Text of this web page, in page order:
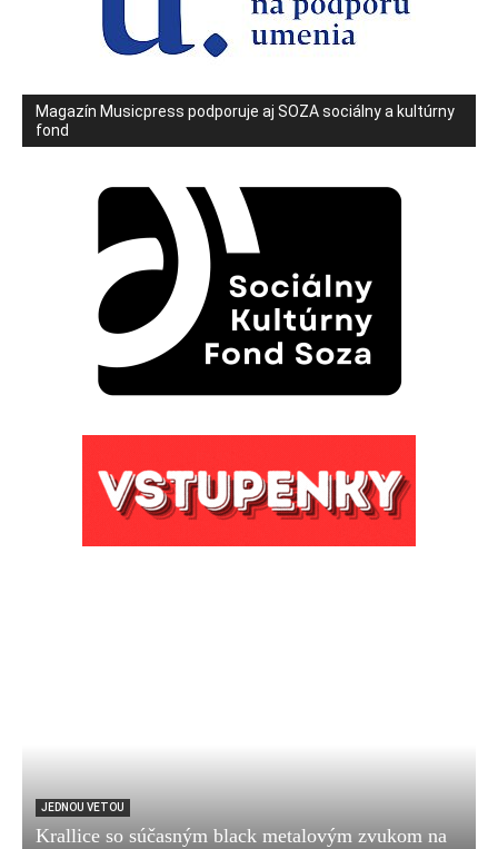
Magazín Musicpress podporuje aj SOZA sociálny a kultúrny
fond
JEDNOU VETOU
Krallice so súčasným black metalovým zvukom na